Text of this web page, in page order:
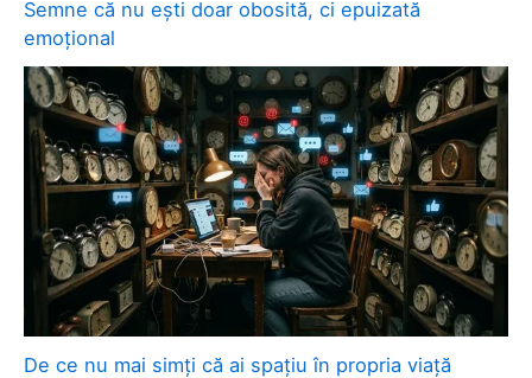
Semne că nu ești doar obosită, ci epuizată
emoțional
De ce nu mai simți că ai spațiu în propria viață